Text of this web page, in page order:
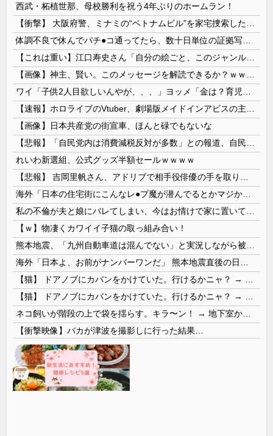
西武・柘植世那、母校勝利を祝う4年ぶりのホームラン！
【画像】日本共産党の街宣車、ほんと碌でもないな
れいわ新選組、公式グッズ半額セールｗｗｗｗ
【ｗ】物凄くカワイイ子猫の取っ組み合い！
【衝撃映像】バカが津波を撮影しに行った結果…